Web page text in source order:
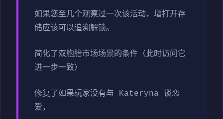
如果您至几个观察过一次该活动，增打开存
储应该可以追溯解锁。
简化了双胞胎市场场景的条件（此时访问它
进一步一致）
修复了如果玩家没有与 Kateryna 谈恋
爱，